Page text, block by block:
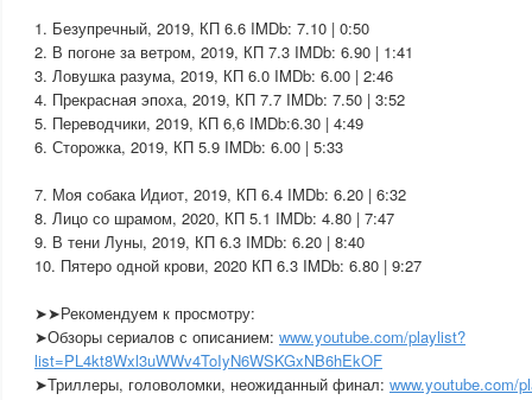
1. Безупречный, 2019, КП 6.6 IMDb: 7.10 | 0:50
2. В погоне за ветром, 2019, КП 7.3 IMDb: 6.90 | 1:41
3. Ловушка разума, 2019, КП 6.0 IMDb: 6.00 | 2:46
4. Прекрасная эпоха, 2019, КП 7.7 IMDb: 7.50 | 3:52
5. Переводчики, 2019, КП 6,6 IMDb:6.30 | 4:49
6. Сторожка, 2019, КП 5.9 IMDb: 6.00 | 5:33
7. Моя собака Идиот, 2019, КП 6.4 IMDb: 6.20 | 6:32
8. Лицо со шрамом, 2020, КП 5.1 IMDb: 4.80 | 7:47
9. В тени Луны, 2019, КП 6.3 IMDb: 6.20 | 8:40
10. Пятеро одной крови, 2020 КП 6.3 IMDb: 6.80 | 9:27
➤➤Рекомендуем к просмотру:
➤Обзоры сериалов с описанием: www.youtube.com/playlist?
list=PL4kt8Wxl3uWWv4ToIyN6WSKGxNB6hEkOF
➤Триллеры, головоломки, неожиданный финал: www.youtube.com/